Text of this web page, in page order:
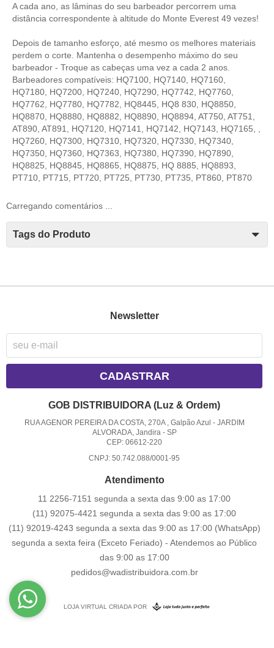
A cada ano, as lâminas do seu barbeador percorrem uma
distância correspondente à altitude do Monte Everest 49 vezes!
Depois de tamanho esforço, até mesmo os melhores materiais
perdem o corte. Mantenha o desempenho máximo do seu
barbeador - Troque as cabeças uma vez a cada 2 anos.
Barbeadores compatíveis: HQ7100, HQ7140, HQ7160,
HQ7180, HQ7200, HQ7240, HQ7290, HQ7742, HQ7760,
HQ7762, HQ7780, HQ7782, HQ8445, HQ8 830, HQ8850,
HQ8870, HQ8880, HQ8882, HQ8890, HQ8894, AT750, AT751,
AT890, AT891, HQ7120, HQ7141, HQ7142, HQ7143, HQ7165, ,
HQ7260, HQ7300, HQ7310, HQ7320, HQ7330, HQ7340,
HQ7350, HQ7360, HQ7363, HQ7380, HQ7390, HQ7890,
HQ8825, HQ8845, HQ8865, HQ8875, HQ 8885, HQ8893,
PT710, PT715, PT720, PT725, PT730, PT735, PT860, PT870
Carregando comentários ...
Tags do Produto
Newsletter
CADASTRAR
GOB DISTRIBUIDORA (Luz & Ordem)
RUA AGENOR PEREIRA DA COSTA, 270A , Galpão Azul - JARDIM
ALVORADA, Jandira- SP
CEP: 06612-220
CNPJ: 50.742.088/0001-95
Atendimento
11 2256-7151 segunda a sexta das 9:00 as 17:00
(11) 92075-4421 segunda a sexta das 9:00 as 17:00
(11) 92019-4243 segunda a sexta das 9:00 as 17:00 (WhatsApp)
segunda a sexta feira (Exceto Feriado) - Atendemos ao Público
das 9:00 as 17:00
pedidos@wadistribuidora.com.br
LOJA VIRTUAL CRIADA POR